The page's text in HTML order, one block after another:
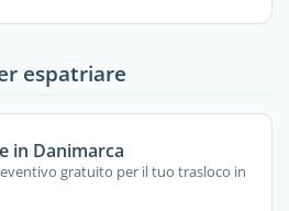
espatriare
in Danimarca
gratuito per il tuo trasloco in